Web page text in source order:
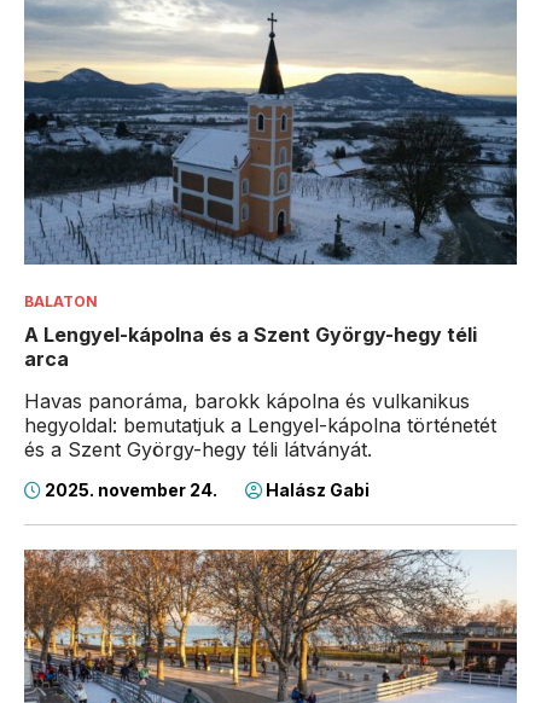
BALATON
A Lengyel-kápolna és a Szent György-hegy téli
arca
Havas panoráma, barokk kápolna és vulkanikus
hegyoldal: bemutatjuk a Lengyel-kápolna történetét
és a Szent György-hegy téli látványát.
2025. november 24. Halász Gabi